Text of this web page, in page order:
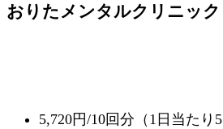
おりたメンタルクリニック
5,720円/10回分（1日当たり